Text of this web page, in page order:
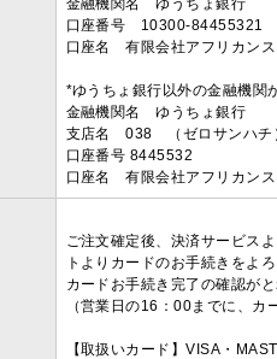
金融機関名 ゆうちょ銀行
口座番号 10300-84455321
口座名 有限会社アフリカンス
*ゆうちょ銀行以外の金融機関
金融機関名 ゆうちょ銀行
支店名 038 （ゼロサンハチ
口座番号 8445532
口座名 有限会社アフリカンス
ご注文確定後、決済サービス
トよりカードのお手続きをよ
カードお手続き完了の確認が
（営業日の16：00までに、カ
【取扱いカード】VISA・